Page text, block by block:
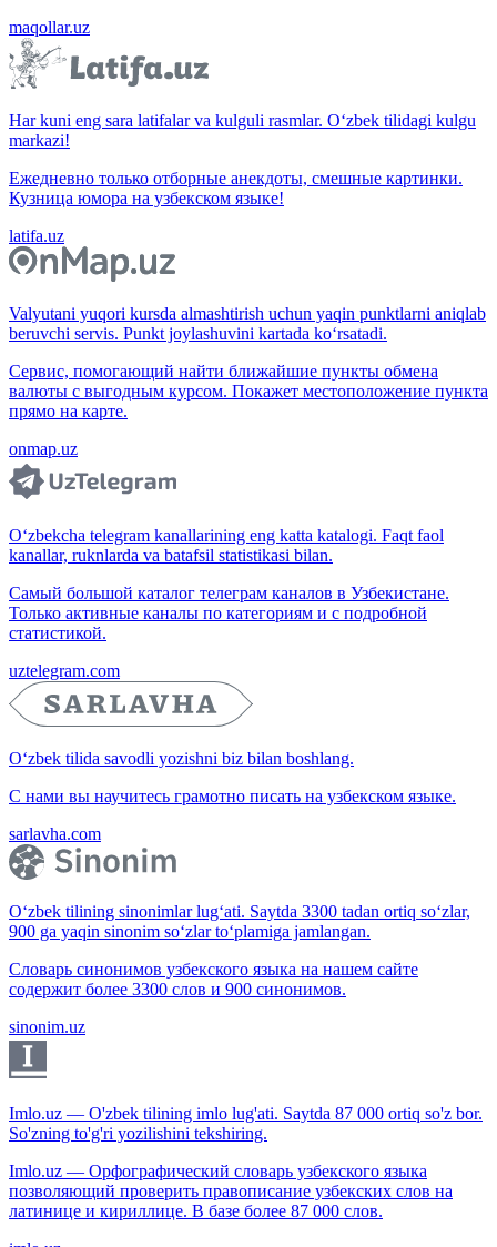
maqollar.uz
Har kuni eng sara latifalar va kulguli rasmlar. O‘zbek tilidagi kulgu
markazi!
Ежедневно только отборные анекдоты, смешные картинки.
Кузница юмора на узбекском языке!
latifa.uz
Valyutani yuqori kursda almashtirish uchun yaqin punktlarni aniqlab
beruvchi servis. Punkt joylashuvini kartada ko‘rsatadi.
Сервис, помогающий найти ближайшие пункты обмена
валюты с выгодным курсом. Покажет местоположение пункта
прямо на карте.
onmap.uz
O‘zbekcha telegram kanallarining eng katta katalogi. Faqt faol
kanallar, ruknlarda va batafsil statistikasi bilan.
Самый большой каталог телеграм каналов в Узбекистане.
Только активные каналы по категориям и с подробной
статистикой.
uztelegram.com
O‘zbek tilida savodli yozishni biz bilan boshlang.
С нами вы научитесь грамотно писать на узбекском языке.
sarlavha.com
O‘zbek tilining sinonimlar lug‘ati. Saytda 3300 tadan ortiq so‘zlar,
900 ga yaqin sinonim so‘zlar to‘plamiga jamlangan.
Словарь синонимов узбекского языка на нашем сайте
содержит более 3300 слов и 900 синонимов.
sinonim.uz
Imlo.uz — O'zbek tilining imlo lug'ati. Saytda 87 000 ortiq so'z bor.
So'zning to'g'ri yozilishini tekshiring.
Imlo.uz — Орфографический словарь узбекского языка
позволяющий проверить правописание узбекских слов на
латинице и кириллице. В базе более 87 000 слов.